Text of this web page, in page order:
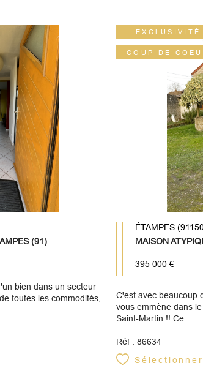
(91)
bien dans un secteur
toutes les commodités,
EXCLUSIVITÉ
COUP DE
ÉTAMPES
MAISON
395 000 €
C'est avec beaucoup
vous emmène dans
Saint-Martin !! Ce...
Réf : 86634
Sélectionner